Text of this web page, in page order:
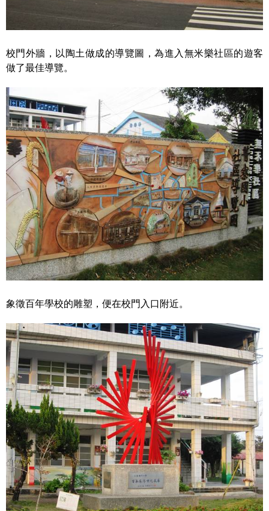
校門外牆，以陶土做成的導覽圖，為進入無米樂社區的遊客
做了最佳導覽。
象徵百年學校的雕塑，便在校門入口附近。